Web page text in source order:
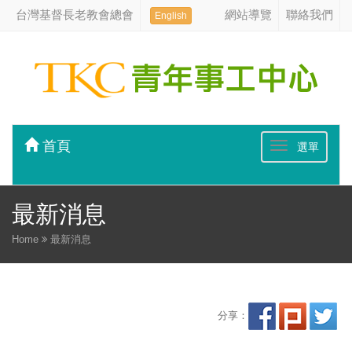
台灣基督長老教會總會 English 網站導覽 聯絡我們
選單
首頁
最新消息
Home 最新消息
分享：